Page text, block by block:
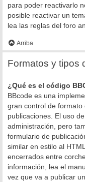
para poder reactivarlo
posible reactivar un
lea las reglas del foro
Arriba
Formatos y tipos
¿Qué es el código
BBcode es una
gran control de
publicaciones. El uso
administración, pero
formulario de
similar en estilo al
encerrados entre
información, lea el
vez que va a publicar